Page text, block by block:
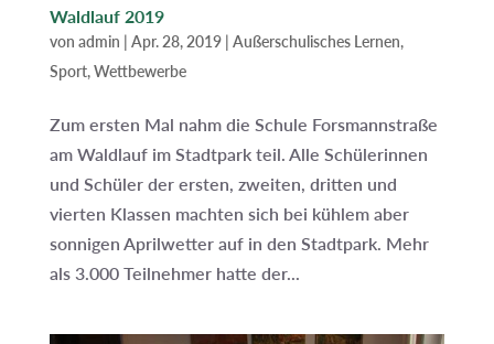
Waldlauf 2019
von admin | Apr. 28, 2019| Außerschulisches Lernen,
Sport,Wettbewerbe
Zum ersten Mal nahm die Schule Forsmannstraße
am Waldlauf im Stadtpark teil. Alle Schülerinnen
und Schüler der ersten, zweiten, dritten und
vierten Klassen machten sich bei kühlem aber
sonnigen Aprilwetter auf in den Stadtpark. Mehr
als 3.000 Teilnehmer hatte der...